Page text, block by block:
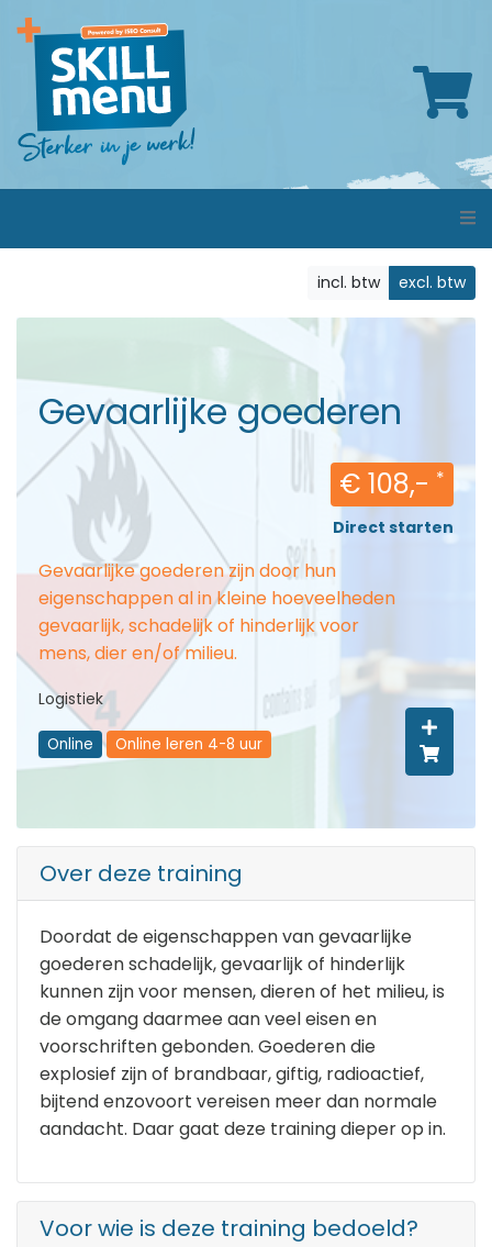
incl. btw excl. btw
Gevaarlijke goederen
€ 108,- *
Direct starten
Gevaarlijke goederen zijn door hun
eigenschappen al in kleine hoeveelheden
gevaarlijk, schadelijk of hinderlijk voor
mens, dier en/of milieu.
Logistiek
Online Online leren 4-8 uur
Over deze training
Doordat de eigenschappen van gevaarlijke
goederen schadelijk, gevaarlijk of hinderlijk
kunnen zijn voor mensen, dieren of het milieu, is
de omgang daarmee aan veel eisen en
voorschriften gebonden. Goederen die
explosief zijn of brandbaar, giftig, radioactief,
bijtend enzovoort vereisen meer dan normale
aandacht. Daar gaat deze training dieper op in.
Voor wie is deze training bedoeld?